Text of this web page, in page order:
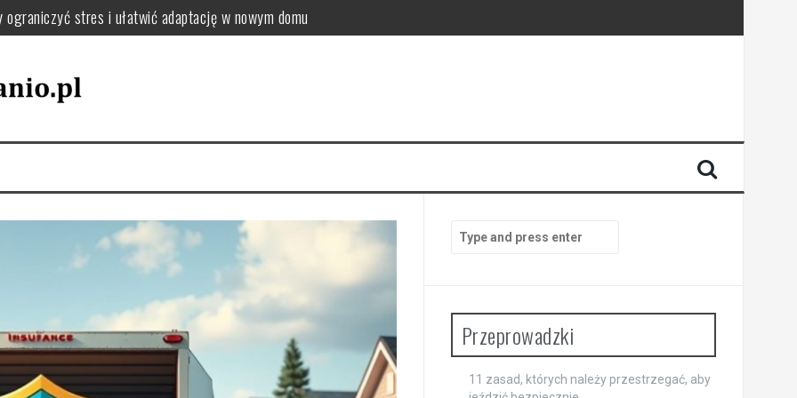
uporządkować zmiany adresu i dokumentów krok po kroku
oraz tekstylia podczas przeprowadzki – praktyczne wskazówki
chaosu i jak uniknąć przeciążenia pakowania
wybrać sposób, który zminimalizuje stres i koszty
by uniknąć chaosu i dobrze się zorganizować
Search
for:
Przeprowadzki
11 zasad, których należy przestrzegać, aby